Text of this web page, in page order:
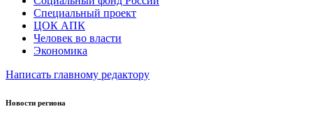
Специальный проект
ЦОК АПК
Человек во власти
Экономика
Написать главному редактору
Новости региона